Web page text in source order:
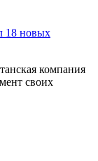
18 новых
компания
своих